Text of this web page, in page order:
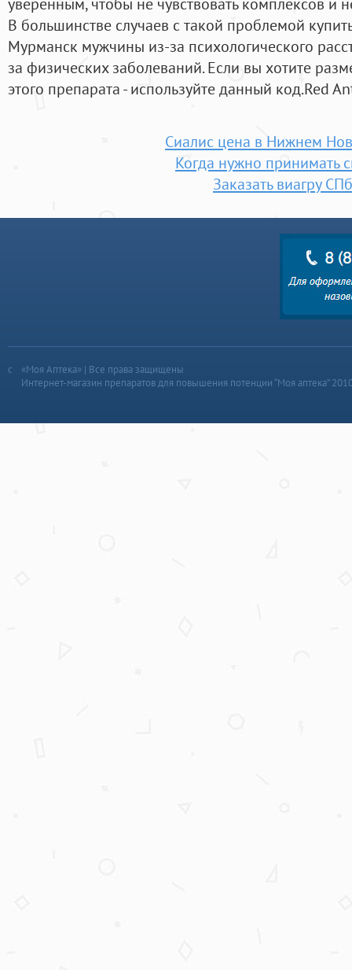
В большинстве случаев с такой проблемой
Мурманск мужчины из-за психологического
за физических заболеваний. Если вы хотите
этого препарата - используйте данный код.Red
Сиалис цена в Нижнем
Когда нужно принимать
Заказать виагру СПб
«Моя Аптека» | Все права защищены
Интернет-магазин препаратов для повышения потенции “Моя аптека”